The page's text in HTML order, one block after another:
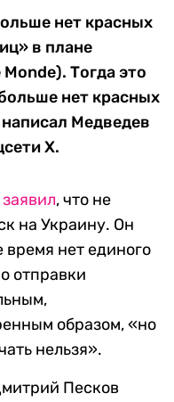
нет красных
в плане
Тогда это
нет красных
Медведев
X.
заявил, что не
на Украину. Он
время нет единого
отправки
образом, «но
нельзя».
Песков